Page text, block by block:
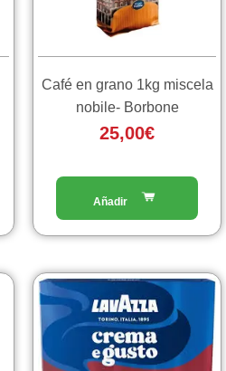
Café en grano 1kg miscela
nobile- Borbone
25,00€